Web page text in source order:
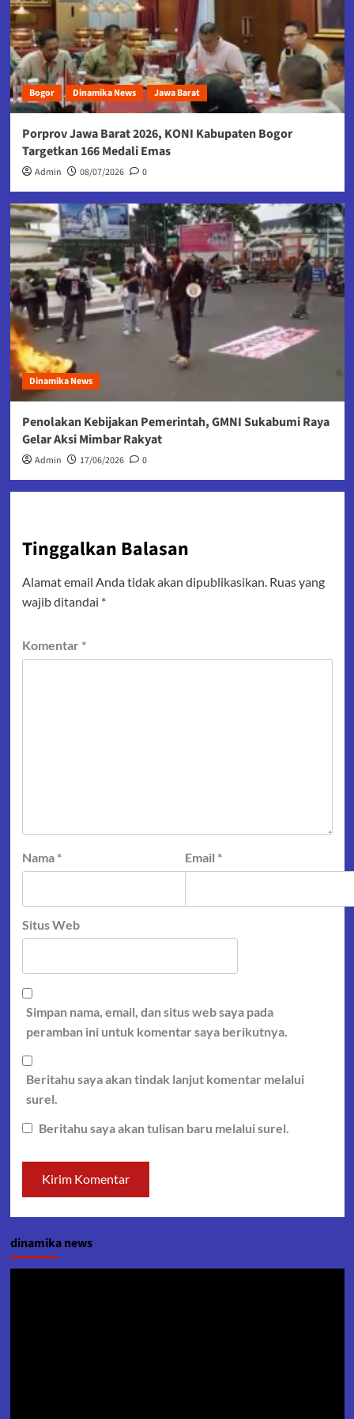
Bogor Dinamika News Jawa Barat
Porprov Jawa Barat 2026, KONI Kabupaten Bogor
Targetkan 166 Medali Emas
Admin 08/07/2026 0
Dinamika News
Penolakan Kebijakan Pemerintah, GMNI Sukabumi Raya
Gelar Aksi Mimbar Rakyat
Admin 17/06/2026 0
Tinggalkan Balasan
Alamat email Anda tidak akan dipublikasikan. Ruas yang
wajib ditandai *
Komentar *
Nama * Email *
Situs Web
Simpan nama, email, dan situs web saya pada
peramban ini untuk komentar saya berikutnya.
Beritahu saya akan tindak lanjut komentar melalui
surel.
Beritahu saya akan tulisan baru melalui surel.
dinamika news